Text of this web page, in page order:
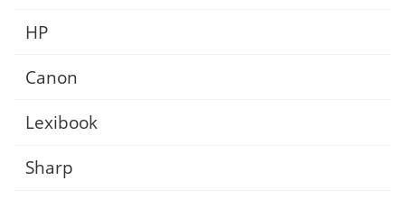
HP
Canon
Lexibook
Sharp